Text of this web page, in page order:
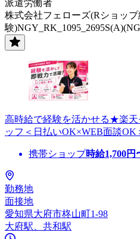
派遣労働者
株式会社フェローズ(Rショップ
験
高時給で経験を活かせる★楽
ッフ＜日払いOK×WEB面談OK
携帯ショップ時給1,700円
勤務地
面接地
愛知県大府市柊山町1-98
大府駅、共和駅